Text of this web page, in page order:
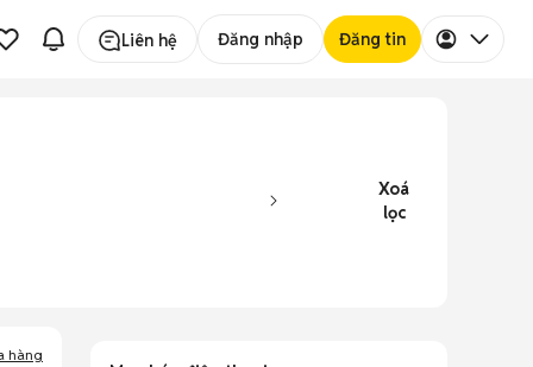
Liên hệ Đăng nhập Đăng tin
Xoá
lọc
hàng